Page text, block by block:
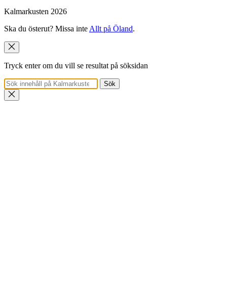
Kalmarkusten 2026
Ska du österut? Missa inte Allt på Öland.
Tryck enter om du vill se resultat på söksidan
Sök